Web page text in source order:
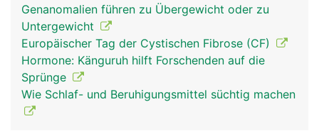
Genanomalien führen zu Übergewicht oder zu
Untergewicht
Europäischer Tag der Cystischen Fibrose (CF)
Hormone: Känguruh hilft Forschenden auf die
Sprünge
Wie Schlaf- und Beruhigungsmittel süchtig machen